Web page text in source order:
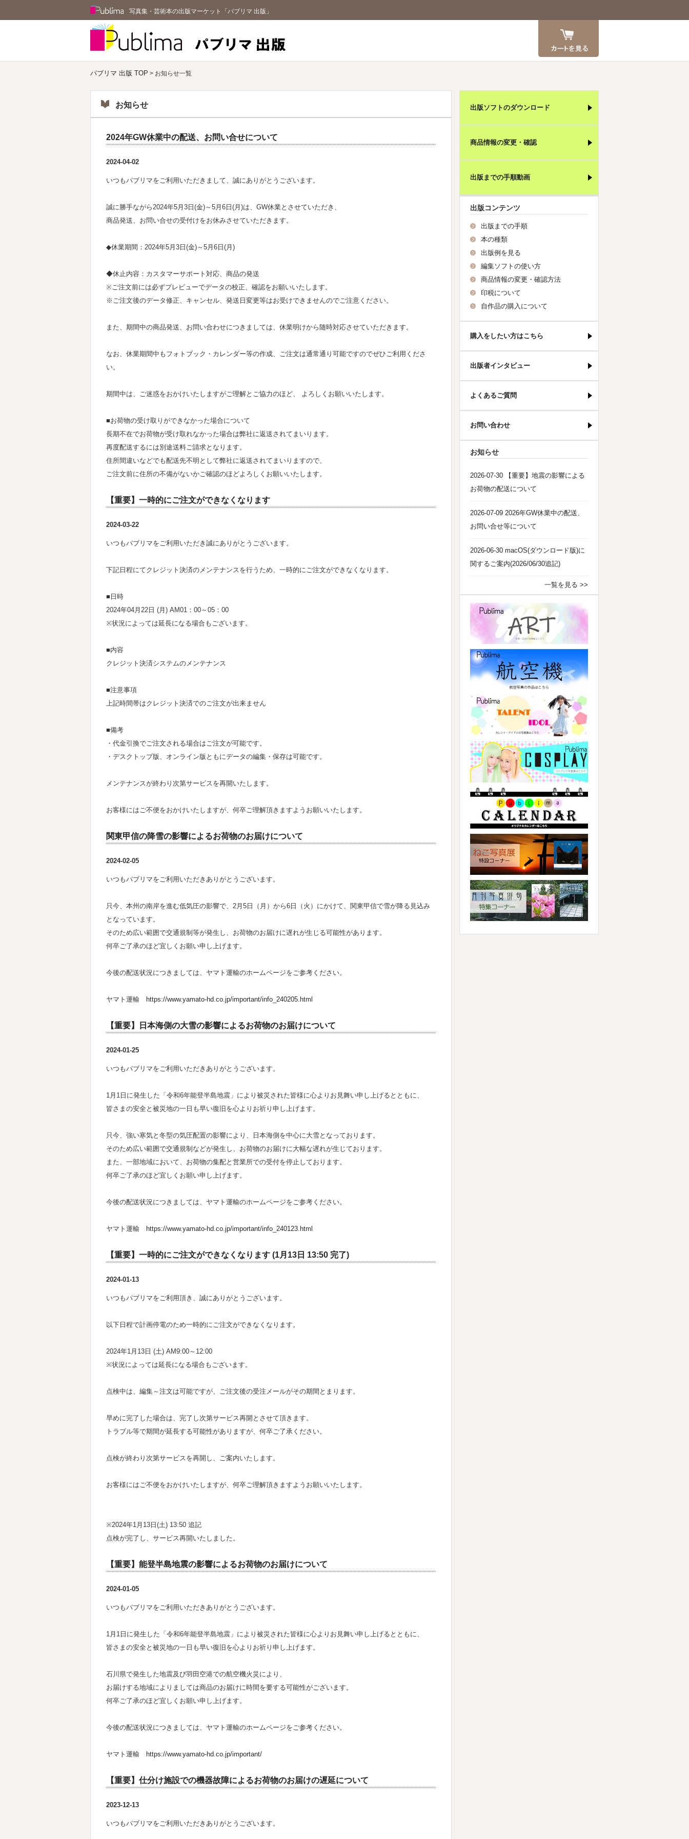
Publima
写真集・芸術本の出版マーケット「パブリマ 出版」
パブリマ 出版 TOP > お知らせ一覧
お知らせ
2024年GW休業中の配送、お問い合せについて
2024-04-02
いつもパブリマをご利用いただきまして、誠にありがとうございます。
誠に勝手ながら2024年5月3日(金)～5月6日(月)は、GW休業とさせていただき、
商品発送、お問い合せの受付けをお休みさせていただきます。
◆休業期間：2024年5月3日(金)～5月6日(月)
◆休止内容：カスタマーサポート対応、商品の発送
※ご注文前には必ずプレビューでデータの校正、確認をお願いいたします。
※ご注文後のデータ修正、キャンセル、発送日変更等はお受けできませんのでご注意ください。
また、期間中の商品発送、お問い合わせにつきましては、休業明けから随時対応させていただきます。
なお、休業期間中もフォトブック・カレンダー等の作成、ご注文は通常通り可能ですのでぜひご利用くださ
い。
期間中は、ご迷惑をおかけいたしますがご理解とご協力のほど、 よろしくお願いいたします。
■お荷物の受け取りができなかった場合について
長期不在でお荷物が受け取れなかった場合は弊社に返送されてまいります。
再度配送するには別途送料ご請求となります。
住所間違いなどでも配送先不明として弊社に返送されてまいりますので、
ご注文前に住所の不備がないかご確認のほどよろしくお願いいたします。
【重要】一時的にご注文ができなくなります
2024-03-22
いつもパブリマをご利用いただき誠にありがとうございます。
下記日程にてクレジット決済のメンテナンスを行うため、一時的にご注文ができなくなります。
■日時
2024年04月22日 (月) AM01：00～05：00
※状況によっては延長になる場合もございます。
■内容
クレジット決済システムのメンテナンス
■注意事項
上記時間帯はクレジット決済でのご注文が出来ません
■備考
・代金引換でご注文される場合はご注文が可能です。
・デスクトップ版、オンライン版ともにデータの編集・保存は可能です。
メンテナンスが終わり次第サービスを再開いたします。
お客様にはご不便をおかけいたしますが、何卒ご理解頂きますようお願いいたします。
関東甲信の降雪の影響によるお荷物のお届けについて
2024-02-05
いつもパブリマをご利用いただきありがとうございます。
只今、本州の南岸を進む低気圧の影響で、2月5日（月）から6日（火）にかけて、関東甲信で雪が降る見込み
となっています。
そのため広い範囲で交通規制等が発生し、お荷物のお届けに遅れが生じる可能性があります。
何卒ご了承のほど宜しくお願い申し上げます。
今後の配送状況につきましては、ヤマト運輸のホームページをご参考ください。
ヤマト運輸 https://www.yamato-hd.co.jp/important/info_240205.html
【重要】日本海側の大雪の影響によるお荷物のお届けについて
2024-01-25
いつもパブリマをご利用いただきありがとうございます。
1月1日に発生した「令和6年能登半島地震」により被災された皆様に心よりお見舞い申し上げるとともに、
皆さまの安全と被災地の一日も早い復旧を心よりお祈り申し上げます。
只今、強い寒気と冬型の気圧配置の影響により、日本海側を中心に大雪となっております。
そのため広い範囲で交通規制などが発生し、お荷物のお届けに大幅な遅れが生じております。
また、一部地域において、お荷物の集配と営業所での受付を停止しております。
何卒ご了承のほど宜しくお願い申し上げます。
今後の配送状況につきましては、ヤマト運輸のホームページをご参考ください。
ヤマト運輸 https://www.yamato-hd.co.jp/important/info_240123.html
【重要】一時的にご注文ができなくなります (1月13日 13:50 完了)
2024-01-13
いつもパブリマをご利用頂き、誠にありがとうございます。
以下日程で計画停電のため一時的にご注文ができなくなります。
2024年1月13日 (土) AM9:00～12:00
※状況によっては延長になる場合もございます。
点検中は、編集～注文は可能ですが、ご注文後の受注メールがその期間とまります。
早めに完了した場合は、完了し次第サービス再開とさせて頂きます。
トラブル等で期間が延長する可能性がありますが、何卒ご了承ください。
点検が終わり次第サービスを再開し、ご案内いたします。
お客様にはご不便をおかけいたしますが、何卒ご理解頂きますようお願いいたします。
※2024年1月13日(土) 13:50 追記
点検が完了し、サービス再開いたしました。
【重要】能登半島地震の影響によるお荷物のお届けについて
2024-01-05
いつもパブリマをご利用いただきありがとうございます。
1月1日に発生した「令和6年能登半島地震」により被災された皆様に心よりお見舞い申し上げるとともに、
皆さまの安全と被災地の一日も早い復旧を心よりお祈り申し上げます。
石川県で発生した地震及び羽田空港での航空機火災により、
お届けする地域によりましては商品のお届けに時間を要する可能性がございます。
何卒ご了承のほど宜しくお願い申し上げます。
今後の配送状況につきましては、ヤマト運輸のホームページをご参考ください。
ヤマト運輸 https://www.yamato-hd.co.jp/important/
【重要】仕分け施設での機器故障によるお荷物のお届けの遅延について
2023-12-13
いつもパブリマをご利用いただきありがとうございます。
出版ソフトのダウンロード
商品情報の変更・確認
出版までの手順動画
出版コンテンツ
出版までの手順
本の種類
出版例を見る
編集ソフトの使い方
商品情報の変更・確認方法
印税について
自作品の購入について
購入をしたい方はこちら
出版者インタビュー
よくあるご質問
お問い合わせ
お知らせ
2026-07-30 【重要】地震の影響による
お荷物の配送について
2026-07-09 2026年GW休業中の配送、
お問い合せ等について
2026-06-30 macOS(ダウンロード版)に
関するご案内(2026/06/30追記)
一覧を見る >>